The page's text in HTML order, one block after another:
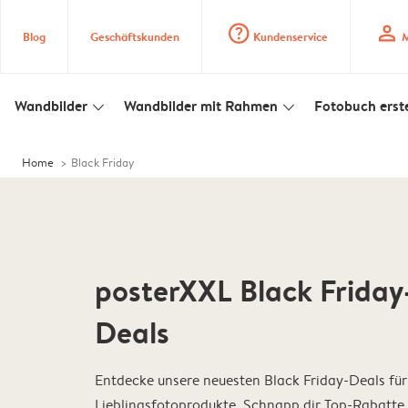
Blog Geschäftskunden question_mark_circle Kundenservice profile
Wandbilder slim_arrow_down Wandbilder mit Rahmen slim_arrow_down Fotobuch
Home Black Friday
posterXXL Black
Deals
Entdecke unsere neuesten Black Friday-Deals